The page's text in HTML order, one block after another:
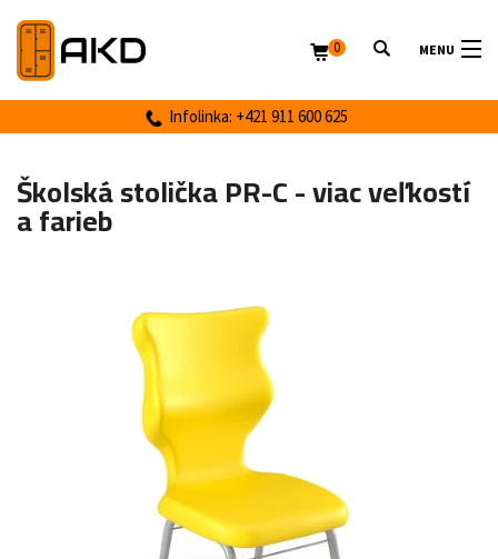
MENU
Infolinka: +421 911 600 625
0
Školská stolička PR-C - viac veľkostí
a farieb